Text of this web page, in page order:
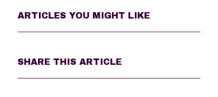
ARTICLES YOU MIGHT LIKE
SHARE THIS ARTICLE